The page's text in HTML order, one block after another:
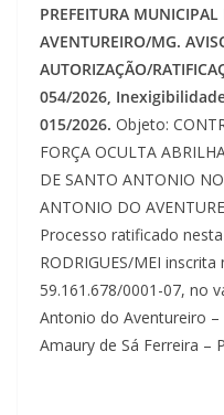
PREFEITURA
AVENTUREIRO/MG.
AUTORIZAÇÃO/
054/2026,
015/2026. Objeto:
FORÇA OCULTA
DE SANTO ANTONIO
ANTONIO DO
Processo ratificado
RODRIGUES/MEI inscrita
59.161.678/0001-07, no
Antonio do Aventureiro
Amaury de Sá Ferreira –